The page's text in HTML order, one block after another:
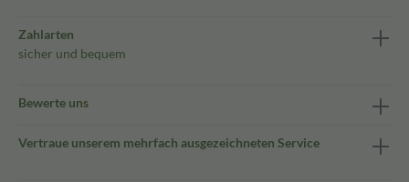
Zahlarten
sicher und bequem
Bewerte uns
Vertraue unserem mehrfach ausgezeichneten Service